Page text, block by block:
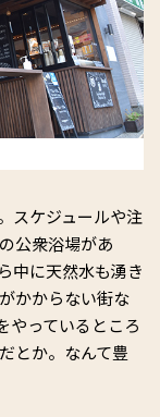
スケジュールや注
公衆浴場があ
中に天然水も湧き
かからない街な
やっているところ
とか。なんて豊